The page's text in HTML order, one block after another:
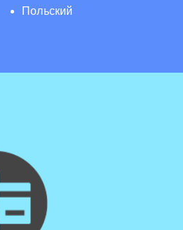
Польский